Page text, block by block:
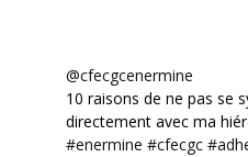
@cfecgcenermine
10 raisons de ne pas se
directement avec ma
#enermine #cfecgc